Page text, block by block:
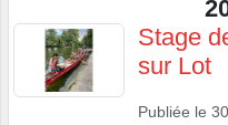
Stage
sur Lot
Publiée le